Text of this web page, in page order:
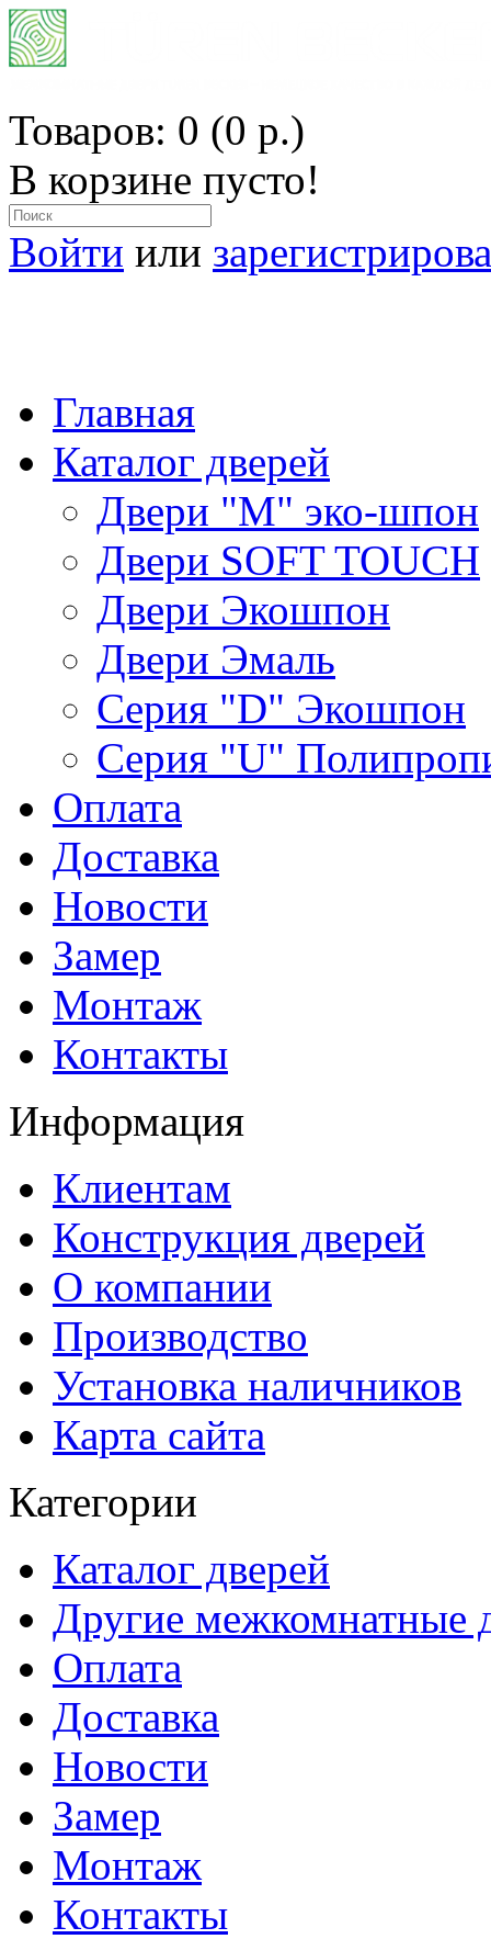
Товаров: 0 (0 р.)
В корзине пусто!
Войти или
Главная
Каталог дверей
Двери "М" эко-шпон
Двери SOFT TOUCH
Двери Экошпон
Двери Эмаль
Серия "D" Экошпон
Серия "U"
Оплата
Доставка
Новости
Замер
Монтаж
Контакты
Информация
Клиентам
Конструкция дверей
О компании
Производство
Установка наличников
Карта сайта
Категории
Каталог дверей
Другие межкомнатные
Оплата
Доставка
Новости
Замер
Монтаж
Контакты